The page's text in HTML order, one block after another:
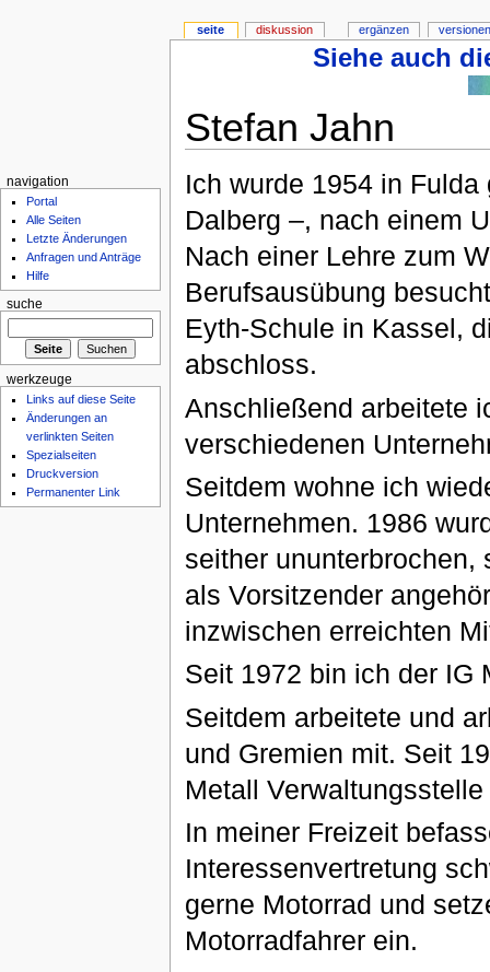
Siehe auch
Stefan Jahn
Ich wurde 1954 in
Dalberg –, nach einem
Nach einer Lehre zum
Berufsausübung
Eyth-Schule in Kassel,
abschloss.
Anschließend arbeitete
verschiedenen
Seitdem wohne ich
Unternehmen. 1986
seither ununterbrochen,
als Vorsitzender
inzwischen erreichten
Seit 1972 bin ich der IG
Seitdem arbeitete und
und Gremien mit. Seit
Metall
In meiner Freizeit
Interessenvertretung
gerne Motorrad und
Motorradfahrer ein.
seite diskussion ergänzen
navigation
Portal
Alle Seiten
Letzte Änderungen
Anfragen und Anträge
Hilfe
suche
werkzeuge
Links auf diese Seite
Änderungen an
verlinkten Seiten
Spezialseiten
Druckversion
Permanenter Link